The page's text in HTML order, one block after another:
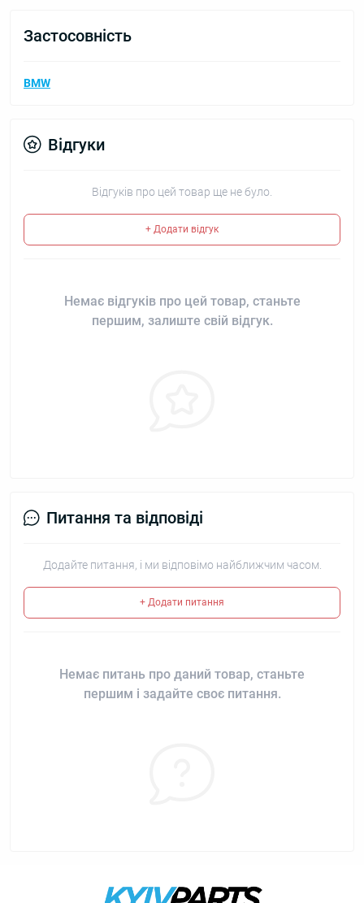
Застосовність
BMW
Відгуки
Відгуків про цей товар ще не було.
+ Додати відгук
Немає відгуків про цей товар, станьте
першим, залиште свій відгук.
Питання та відповіді
Додайте питання, і ми відповімо найближчим часом.
+ Додати питання
Немає питань про даний товар, станьте
першим і задайте своє питання.